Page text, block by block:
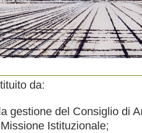
da:
gestione del Consiglio di
Istituzionale;